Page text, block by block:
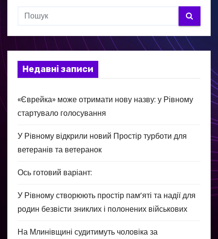
Недавні записи
«Єврейка» може отримати нову назву: у Рівному
стартувало голосування
У Рівному відкрили новий Простір турботи для
ветеранів та ветеранок
Ось готовий варіант:
У Рівному створюють простір пам’яті та надії для
родин безвісти зниклих і полонених військових
На Млинівщині судитимуть чоловіка за